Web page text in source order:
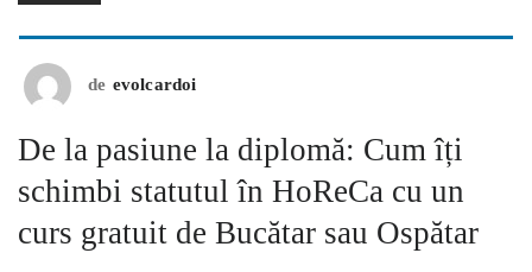
de evolcardoi
De la pasiune la diplomă: Cum îți
schimbi statutul în HoReCa cu un
curs gratuit de Bucătar sau Ospătar